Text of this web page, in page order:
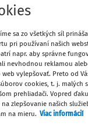
súdu SR
20. 10. 2022
pre
sa zo všetkých síl
pri používaní našich
napr. aby správne
nevhodnou reklamou
vylepšovať. Preto od
cookies, t. j. malých
prehliadači. Vopred
zlepšovanie našich
na mieru. Viac informácií